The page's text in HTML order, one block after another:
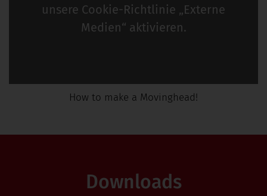
unsere Cookie-Richtlinie „Externe
Medien“ aktivieren.
How to make a Movinghead!
Downloads